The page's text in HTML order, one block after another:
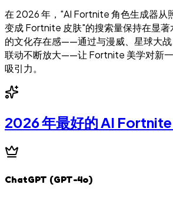
在 2026 年，"AI Fortnite 角色生成器从
变成 Fortnite 皮肤"的搜索量保持在显
的文化存在感——通过与漫威、星球大
联动不断放大——让 Fortnite 美学对新
吸引力。
2026 年最好的 AI
ChatGPT (GPT-4o)